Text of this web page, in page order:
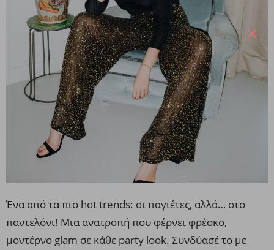
Ένα από τα πιο hot trends: οι παγιέτες, αλλά… στο
παντελόνι! Μια ανατροπή που φέρνει φρέσκο,
μοντέρνο glam σε κάθε party look. Συνδύασέ το με